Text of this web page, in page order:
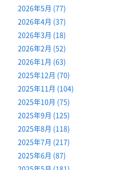
2026年5月 (77)
2026年4月 (37)
2026年3月 (18)
2026年2月 (52)
2026年1月 (63)
2025年12月 (70)
2025年11月 (104)
2025年10月 (75)
2025年9月 (125)
2025年8月 (118)
2025年7月 (217)
2025年6月 (87)